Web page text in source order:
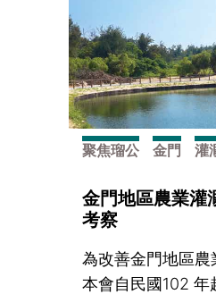
聚焦瑠公 金門 灌
金門地區農業灌
考察
為改善金門地區農
本會自民國102 年